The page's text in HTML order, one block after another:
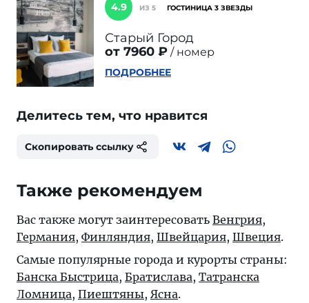
4.9 ИЗ 5 ГОСТИНИЦА 3 ЗВЕЗДЫ
Старый Город
от 7960 ₽
номер
ПОДРОБНЕЕ
Делитесь тем, что нравится
Скопировать ссылку
Также рекомендуем
Вас также могут заинтересовать Венгрия,
Германия, Финляндия, Швейцария, Швеция.
Самые популярные города и курорты страны:
Банска Быстрица, Братислава, Татранска
Ломница, Пиештяны, Ясна.